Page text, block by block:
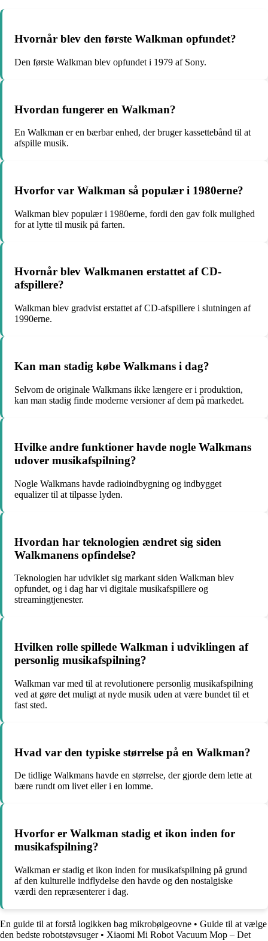
Hvornår blev den første Walkman opfundet?
Den første Walkman blev opfundet i 1979 af Sony.
Hvordan fungerer en Walkman?
En Walkman er en bærbar enhed, der bruger kassettebånd til at
afspille musik.
Hvorfor var Walkman så populær i 1980erne?
Walkman blev populær i 1980erne, fordi den gav folk mulighed
for at lytte til musik på farten.
Hvornår blev Walkmanen erstattet af CD-
afspillere?
Walkman blev gradvist erstattet af CD-afspillere i slutningen af
1990erne.
Kan man stadig købe Walkmans i dag?
Selvom de originale Walkmans ikke længere er i produktion,
kan man stadig finde moderne versioner af dem på markedet.
Hvilke andre funktioner havde nogle Walkmans
udover musikafspilning?
Nogle Walkmans havde radioindbygning og indbygget
equalizer til at tilpasse lyden.
Hvordan har teknologien ændret sig siden
Walkmanens opfindelse?
Teknologien har udviklet sig markant siden Walkman blev
opfundet, og i dag har vi digitale musikafspillere og
streamingtjenester.
Hvilken rolle spillede Walkman i udviklingen af
personlig musikafspilning?
Walkman var med til at revolutionere personlig musikafspilning
ved at gøre det muligt at nyde musik uden at være bundet til et
fast sted.
Hvad var den typiske størrelse på en Walkman?
De tidlige Walkmans havde en størrelse, der gjorde dem lette at
bære rundt om livet eller i en lomme.
Hvorfor er Walkman stadig et ikon inden for
musikafspilning?
Walkman er stadig et ikon inden for musikafspilning på grund
af den kulturelle indflydelse den havde og den nostalgiske
værdi den repræsenterer i dag.
En guide til at forstå logikken bag mikrobølgeovne • Guide til at vælge
den bedste robotstøvsuger• Xiaomi Mi Robot Vacuum Mop – Det